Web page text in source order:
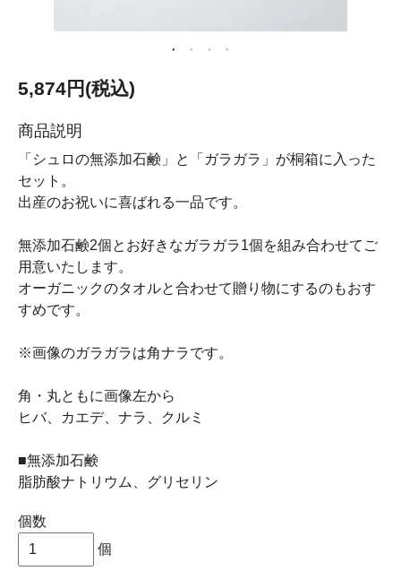
5,874円(税込)
商品説明
「シュロの無添加石鹸」と「ガラガラ」が桐箱に入った
セット。
出産のお祝いに喜ばれる一品です。
無添加石鹸2個とお好きなガラガラ1個を組み合わせてご
用意いたします。
オーガニックのタオルと合わせて贈り物にするのもおす
すめです。
※画像のガラガラは角ナラです。
角・丸ともに画像左から
ヒバ、カエデ、ナラ、クルミ
■無添加石鹸
脂肪酸ナトリウム、グリセリン
個数
個